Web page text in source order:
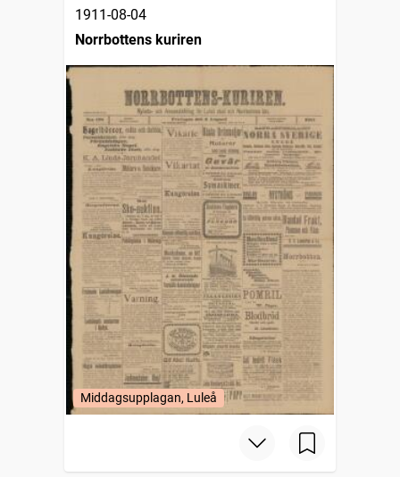
1911-08-04
Norrbottens kuriren
Middagsupplagan, Luleå